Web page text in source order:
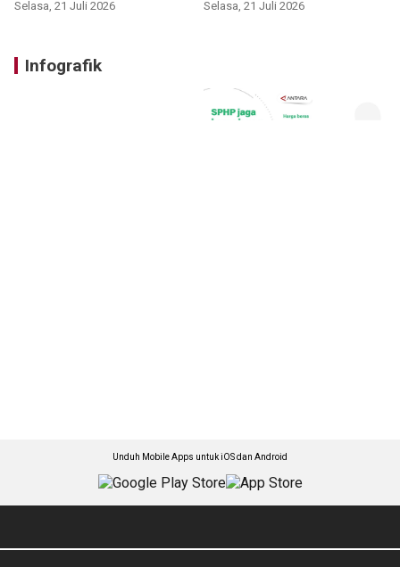
Selasa, 21 Juli 2026 Selasa, 21 Juli 2026
Infografik
Unduh Mobile Apps untuk iOS dan Android